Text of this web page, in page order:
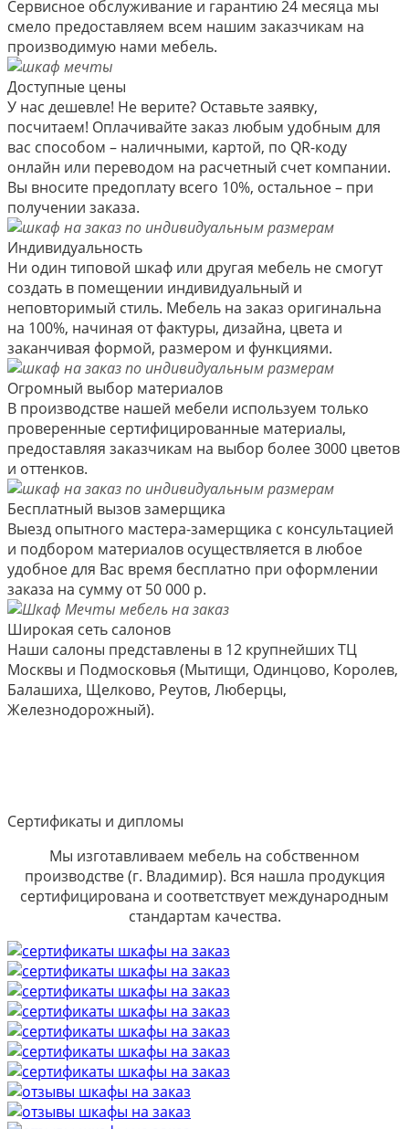
Сервисное обслуживание и гарантию 24 месяца мы
смело предоставляем всем нашим заказчикам на
производимую нами мебель.
Доступные цены
У нас дешевле! Не верите? Оставьте заявку,
посчитаем! Оплачивайте заказ любым удобным для
вас способом – наличными, картой, по QR-коду
онлайн или переводом на расчетный счет компании.
Вы вносите предоплату всего 10%, остальное – при
получении заказа.
Индивидуальность
Ни один типовой шкаф или другая мебель не смогут
создать в помещении индивидуальный и
неповторимый стиль. Мебель на заказ оригинальна
на 100%, начиная от фактуры, дизайна, цвета и
заканчивая формой, размером и функциями.
Огромный выбор материалов
В производстве нашей мебели используем только
проверенные сертифицированные материалы,
предоставляя заказчикам на выбор более 3000 цветов
и оттенков.
Бесплатный вызов замерщика
Выезд опытного мастера-замерщика с консультацией
и подбором материалов осуществляется в любое
удобное для Вас время бесплатно при оформлении
заказа на сумму от 50 000 р.
Широкая сеть салонов
Наши салоны представлены в 12 крупнейших ТЦ
Москвы и Подмосковья (Мытищи, Одинцово, Королев,
Балашиха, Щелково, Реутов, Люберцы,
Железнодорожный).
Сертификаты и дипломы
Мы изготавливаем мебель на собственном
производстве (г. Владимир). Вся нашла продукция
сертифицирована и соответствует международным
стандартам качества.